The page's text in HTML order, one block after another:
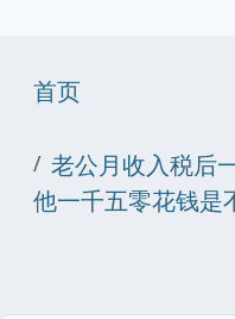
首页
老公月收入税后
他一千五零花钱是